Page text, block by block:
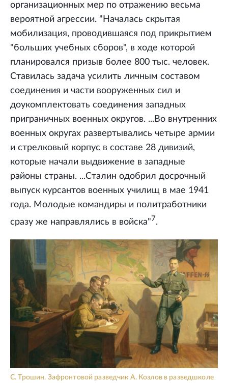
организационных мер по отражению весьма
вероятной агрессии. "Началась скрытая
мобилизация, проводившаяся под прикрытием
"больших учебных сборов", в ходе которой
планировался призыв более 800 тыс. человек.
Ставилась задача усилить личным составом
соединения и части вооруженных сил и
доукомплектовать соединения западных
приграничных военных округов. ...Во внутренних
военных округах развертывались четыре армии
и стрелковый корпус в составе 28 дивизий,
которые начали выдвижение в западные
районы страны. ...Сталин одобрил досрочный
выпуск курсантов военных училищ в мае 1941
года. Молодые командиры и политработники
сразу же направлялись в войска"7.
С. Трошин. Зафронтовой разведчик А. Козлов в разведшколе